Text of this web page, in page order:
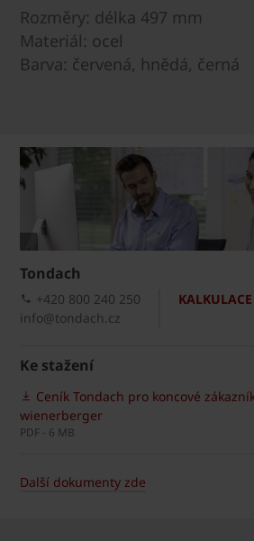
Rozměry: délka 497 mm
Materiál: ocel
Barva: červená, hnědá, černá
Tondach
+420 800 240 250
info@tondach.cz
Ke stažení
Ceník Tondach pro koncové
wienerberger
PDF - 6 MB
Další dokumenty zde